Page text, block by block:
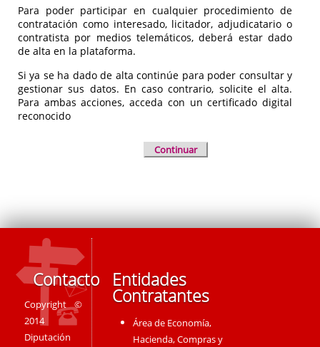
Para poder participar en cualquier procedimiento de
contratación como interesado, licitador, adjudicatario o
contratista por medios telemáticos, deberá estar dado
de alta en la plataforma.
Si ya se ha dado de alta continúe para poder consultar y
gestionar sus datos. En caso contrario, solicite el alta.
Para ambas acciones, acceda con un certificado digital
reconocido
Continuar
Contacto
Copyright ©
2014
Diputación
Entidades
Contratantes
Área de Economía,
Hacienda, Compras y